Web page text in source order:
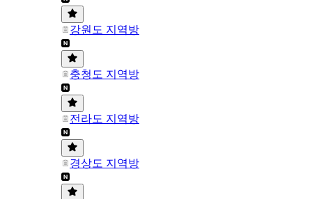
강원도 지역방
충청도 지역방
전라도 지역방
경상도 지역방